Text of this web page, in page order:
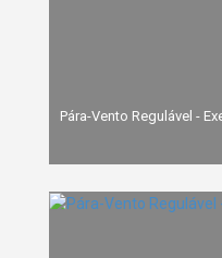
Pára-Vento Regulável -